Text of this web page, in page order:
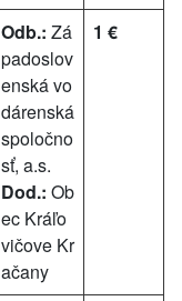
Odb.: Zá
padoslov
enská vo
dárenská
spoločno
sť, a.s.
Dod.: Ob
ec Kráľo
vičove Kr
ačany
1 €